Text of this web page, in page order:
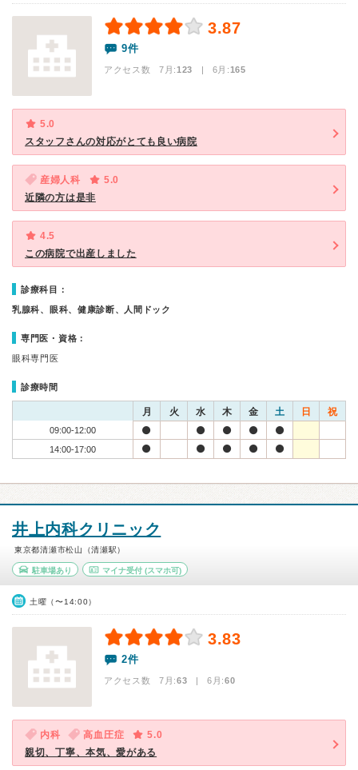
3.87
9件
アクセス数 7月:123 | 6月:165
5.0
スタッフさんの対応がとても良い病院
産婦人科
5.0
近隣の方は是非
4.5
この病院で出産しました
診療科目：
乳腺科、眼科、健康診断、人間ドック
専門医・資格：
眼科専門医
診療時間
月 火 水 木 金 土 日 祝
09:00-12:00
14:00-17:00
井上内科クリニック
東京都清瀬市松山（清瀬駅）
駐車場あり マイナ受付(スマホ可)
土曜（〜14:00）
3.83
2件
アクセス数 7月:63 | 6月:60
内科 高血圧症
5.0
親切、丁寧、本気、愛がある